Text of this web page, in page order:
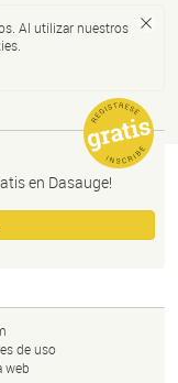
Al utilizar nuestros
en Dasauge!
de uso
web